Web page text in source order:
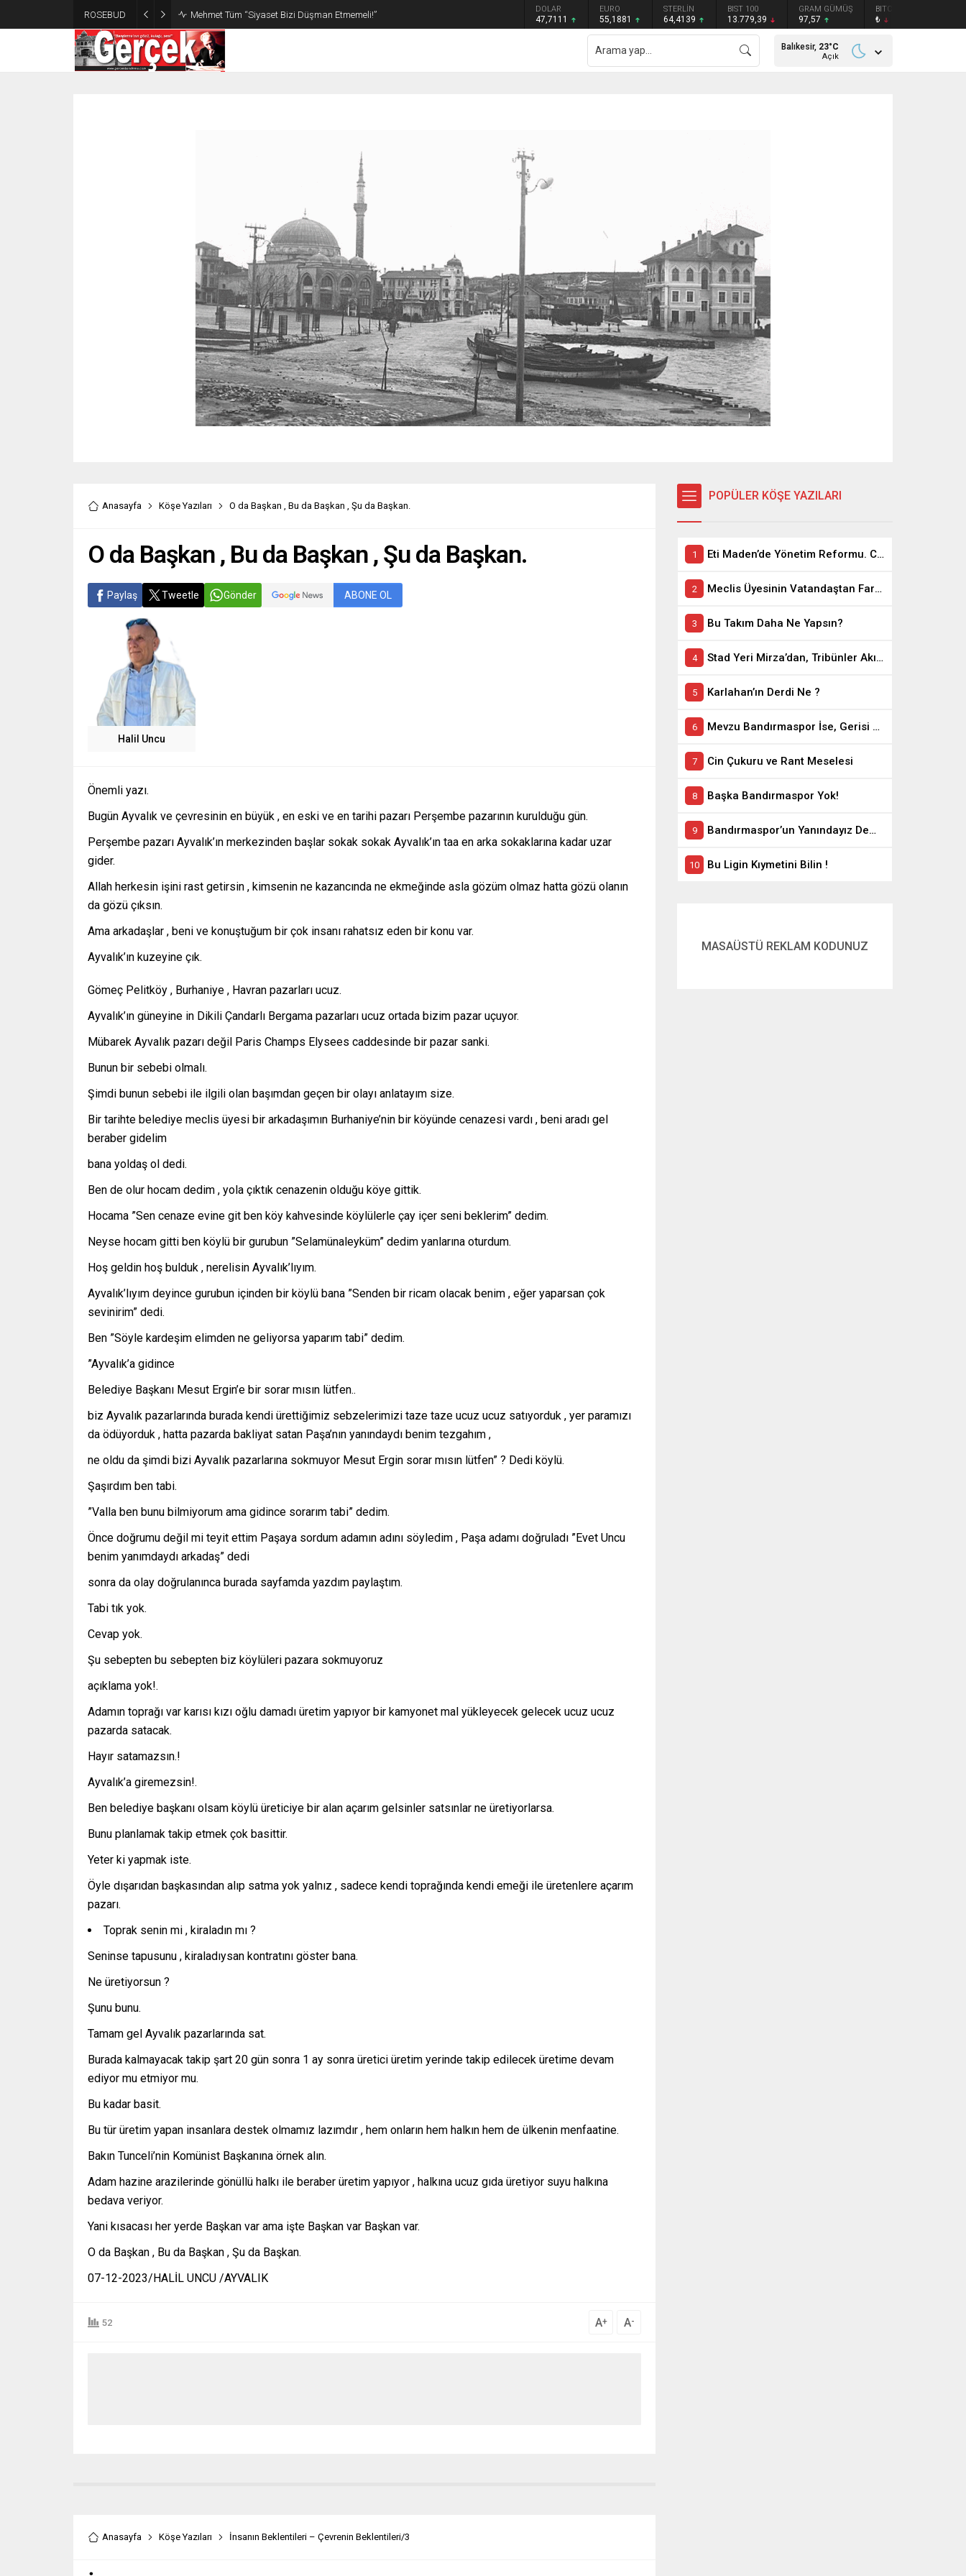
ROSEBUD Mehmet Tüm “Siyaset Bizi Düşman Etmemeli!” DOLAR
47,7111
EURO
55,1881
STERLİN
64,4139
BIST 100
13.779,39
GRAM GÜMÜŞ
97,57
BITCOIN
₺
Balıkesir, 23°C
Açık
Anasayfa Köşe Yazıları O da Başkan , Bu da Başkan , Şu da Başkan.
O da Başkan , Bu da Başkan , Şu da Başkan.
Paylaş Tweetle Gönder ABONE OL
Halil Uncu
Önemli yazı.
Bugün Ayvalık ve çevresinin en büyük , en eski ve en tarihi pazarı Perşembe pazarının kurulduğu gün.
Perşembe pazarı Ayvalık’ın merkezinden başlar sokak sokak Ayvalık’ın taa en arka sokaklarına kadar uzar
gider.
Allah herkesin işini rast getirsin , kimsenin ne kazancında ne ekmeğinde asla gözüm olmaz hatta gözü olanın
da gözü çıksın.
Ama arkadaşlar , beni ve konuştuğum bir çok insanı rahatsız eden bir konu var.
Ayvalık’ın kuzeyine çık.
Gömeç Pelitköy , Burhaniye , Havran pazarları ucuz.
Ayvalık’ın güneyine in Dikili Çandarlı Bergama pazarları ucuz ortada bizim pazar uçuyor.
Mübarek Ayvalık pazarı değil Paris Champs Elysees caddesinde bir pazar sanki.
Bunun bir sebebi olmalı.
Şimdi bunun sebebi ile ilgili olan başımdan geçen bir olayı anlatayım size.
Bir tarihte belediye meclis üyesi bir arkadaşımın Burhaniye’nin bir köyünde cenazesi vardı , beni aradı gel
beraber gidelim
bana yoldaş ol dedi.
Ben de olur hocam dedim , yola çıktık cenazenin olduğu köye gittik.
Hocama ”Sen cenaze evine git ben köy kahvesinde köylülerle çay içer seni beklerim” dedim.
Neyse hocam gitti ben köylü bir gurubun ”Selamünaleyküm” dedim yanlarına oturdum.
Hoş geldin hoş bulduk , nerelisin Ayvalık’lıyım.
Ayvalık’lıyım deyince gurubun içinden bir köylü bana ”Senden bir ricam olacak benim , eğer yaparsan çok
sevinirim” dedi.
Ben ”Söyle kardeşim elimden ne geliyorsa yaparım tabi” dedim.
”Ayvalık’a gidince
Belediye Başkanı Mesut Ergin’e bir sorar mısın lütfen..
biz Ayvalık pazarlarında burada kendi ürettiğimiz sebzelerimizi taze taze ucuz ucuz satıyorduk , yer paramızı
da ödüyorduk , hatta pazarda bakliyat satan Paşa’nın yanındaydı benim tezgahım ,
ne oldu da şimdi bizi Ayvalık pazarlarına sokmuyor Mesut Ergin sorar mısın lütfen” ? Dedi köylü.
Şaşırdım ben tabi.
”Valla ben bunu bilmiyorum ama gidince sorarım tabi” dedim.
Önce doğrumu değil mi teyit ettim Paşaya sordum adamın adını söyledim , Paşa adamı doğruladı ”Evet Uncu
benim yanımdaydı arkadaş” dedi
sonra da olay doğrulanınca burada sayfamda yazdım paylaştım.
Tabi tık yok.
Cevap yok.
Şu sebepten bu sebepten biz köylüleri pazara sokmuyoruz
açıklama yok!.
Adamın toprağı var karısı kızı oğlu damadı üretim yapıyor bir kamyonet mal yükleyecek gelecek ucuz ucuz
pazarda satacak.
Hayır satamazsın.!
Ayvalık’a giremezsin!.
Ben belediye başkanı olsam köylü üreticiye bir alan açarım gelsinler satsınlar ne üretiyorlarsa.
Bunu planlamak takip etmek çok basittir.
Yeter ki yapmak iste.
Öyle dışarıdan başkasından alıp satma yok yalnız , sadece kendi toprağında kendi emeği ile üretenlere açarım
pazarı.
Toprak senin mi , kiraladın mı ?
Seninse tapusunu , kiraladıysan kontratını göster bana.
Ne üretiyorsun ?
Şunu bunu.
Tamam gel Ayvalık pazarlarında sat.
Burada kalmayacak takip şart 20 gün sonra 1 ay sonra üretici üretim yerinde takip edilecek üretime devam
ediyor mu etmiyor mu.
Bu kadar basit.
Bu tür üretim yapan insanlara destek olmamız lazımdır , hem onların hem halkın hem de ülkenin menfaatine.
Bakın Tunceli’nin Komünist Başkanına örnek alın.
Adam hazine arazilerinde gönüllü halkı ile beraber üretim yapıyor , halkına ucuz gıda üretiyor suyu halkına
bedava veriyor.
Yani kısacası her yerde Başkan var ama işte Başkan var Başkan var.
O da Başkan , Bu da Başkan , Şu da Başkan.
07-12-2023/HALİL UNCU /AYVALIK
52 A+ A-
Anasayfa Köşe Yazıları İnsanın Beklentileri – Çevrenin Beklentileri/3
POPÜLER KÖŞE YAZILARI
Eti Maden’de Yönetim Reformu. CEO Modeli’nde Kadro / Taşeron İşçilik Ayrımı Kalkıyor
Meclis Üyesinin Vatandaştan Farkı Ne ?
Bu Takım Daha Ne Yapsın?
Stad Yeri Mirza’dan, Tribünler Akın’dan: Geriye Bakanlık Kaldı.
Karlahan’ın Derdi Ne ?
Mevzu Bandırmaspor İse, Gerisi Teferruattır
Cin Çukuru ve Rant Meselesi
Başka Bandırmaspor Yok!
Bandırmaspor’un Yanındayız Demekle Olmuyor!
Bu Ligin Kıymetini Bilin !
MASAÜSTÜ REKLAM KODUNUZ